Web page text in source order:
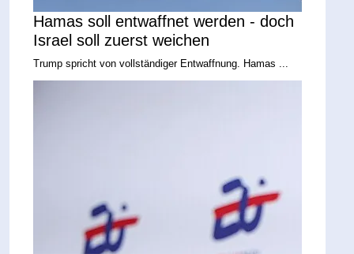
Hamas soll entwaffnet werden - doch
Israel soll zuerst weichen
Trump spricht von vollständiger Entwaffnung. Hamas ...